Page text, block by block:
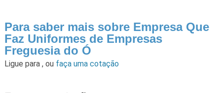
Para saber mais sobre Empresa Que
Faz Uniformes de Empresas
Freguesia do Ó
Ligue para , ou faça uma cotação